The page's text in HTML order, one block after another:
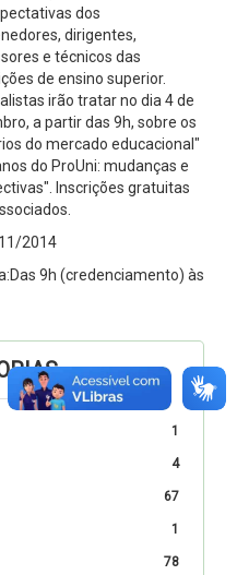
dos
dirigentes,
e técnicos das
de ensino superior.
irão tratar no dia 4 de
a partir das 9h, sobre os
do mercado educacional"
do ProUni: mudanças e
Inscrições gratuitas
2014
9h (credenciamento) às
1
4
67
1
78